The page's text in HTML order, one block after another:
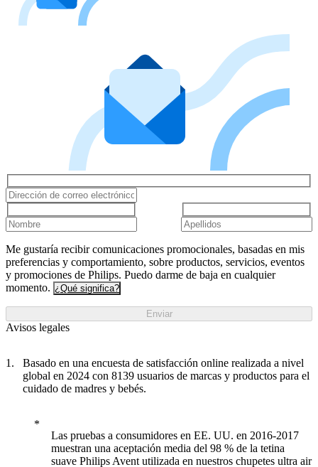
Me gustaría recibir comunicaciones promocionales, basadas en mis
preferencias y comportamiento, sobre productos, servicios, eventos
y promociones de Philips. Puedo darme de baja en cualquier
momento. ¿Qué significa?
Enviar
Avisos legales
Basado en una encuesta de satisfacción online realizada a nivel
global en 2024 con 8139 usuarios de marcas y productos para el
cuidado de madres y bebés.
Las pruebas a consumidores en EE. UU. en 2016-2017
muestran una aceptación media del 98 % de la tetina
suave Philips Avent utilizada en nuestros chupetes ultra air